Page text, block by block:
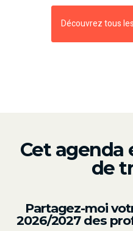
Découvrez tous
Cet agenda
de
Partagez-moi
2026/2027 des